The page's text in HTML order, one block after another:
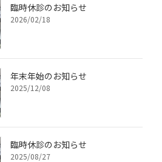
臨時休診のお知らせ
2026/02/18
年末年始のお知らせ
2025/12/08
臨時休診のお知らせ
2025/08/27